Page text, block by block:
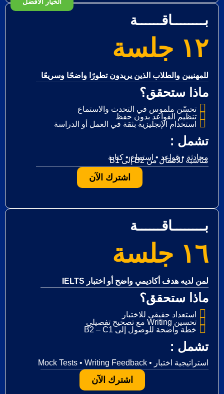
بــــــــاقــــــة
١٦ جلسة
IELTS لمن لديه هدف أكاديمي واضح أو اختبار
ماذا ستحقق؟
استعداد حقيقي للاختبار
مع تصحيح تفصيلي Writing تحسين
B2 – C1 خطة واضحة للوصول إلى
: تشمل
Mock Tests • Writing Feedback • استراتيجية اختبار
اشترك الآن
الخيار الأفضل
بــــــــاقــــــة
١٢ جلسة
للمهنيين والطلاب الذين يريدون تطورًا واضحًا وسريعًا
ماذا ستحقق؟
تحسّن ملموس في التحدث والاستماع
تنظيم القواعد بدون حفظ
استخدام الإنجليزية بثقة في العمل أو الدراسة
: تشمل
محادثة • قواعد • استماع • كتابة
B1 إلى B2 مناسبة للانتقال من
اشترك الآن